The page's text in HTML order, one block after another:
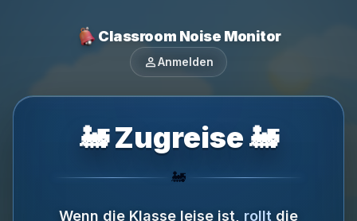
Classroom Noise Monitor
personAnmelden
🚂 Zugreise 🚂
🚂
Wenn die Klasse leise ist, rollt die